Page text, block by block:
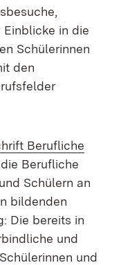
in die
Schülerinnen
den
Berufliche
neuem Fenster)
Berufliche
Schülern an
bildenden
Die bereits in
und
und